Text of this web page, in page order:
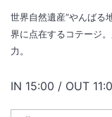
世界自然遺産“やんばる
界に点在するコテージ
力。
IN チェックイン
15:00 / OUT チ